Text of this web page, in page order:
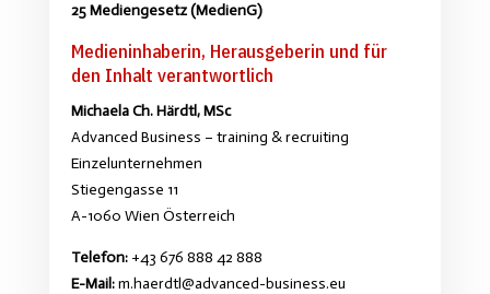
25 Mediengesetz (MedienG)
Medieninhaberin, Herausgeberin und für
den Inhalt verantwortlich
Michaela Ch. Härdtl, MSc
Advanced Business – training & recruiting
Einzelunternehmen
Stiegengasse 11
A-1060 Wien Österreich
Telefon:+43 676 888 42 888
E-Mail:m.haerdtl@advanced-business.eu